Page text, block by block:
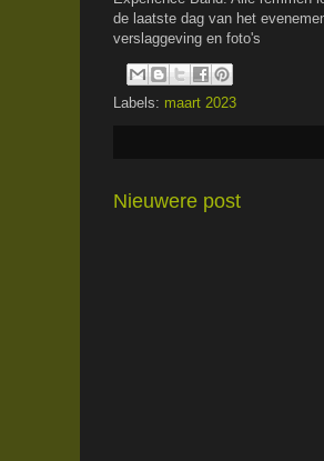
de laatste dag van het
verslaggeving en foto's
Labels: maart 2023
Nieuwere post